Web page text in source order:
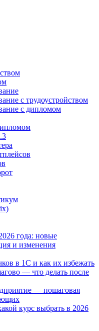
с трудоустройством
с дипломом
года: новые
и изменения
в 1С и как их избежать
— что делать после
— пошаговая
курс выбрать в 2026